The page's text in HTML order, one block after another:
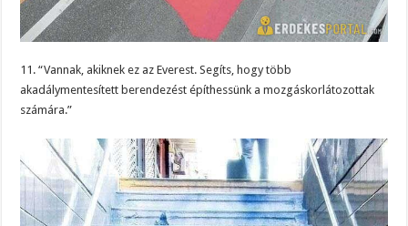
11. “Vannak, akiknek ez az Everest. Segíts, hogy több
akadálymentesített berendezést építhessünk a mozgáskorlátozottak
számára.”